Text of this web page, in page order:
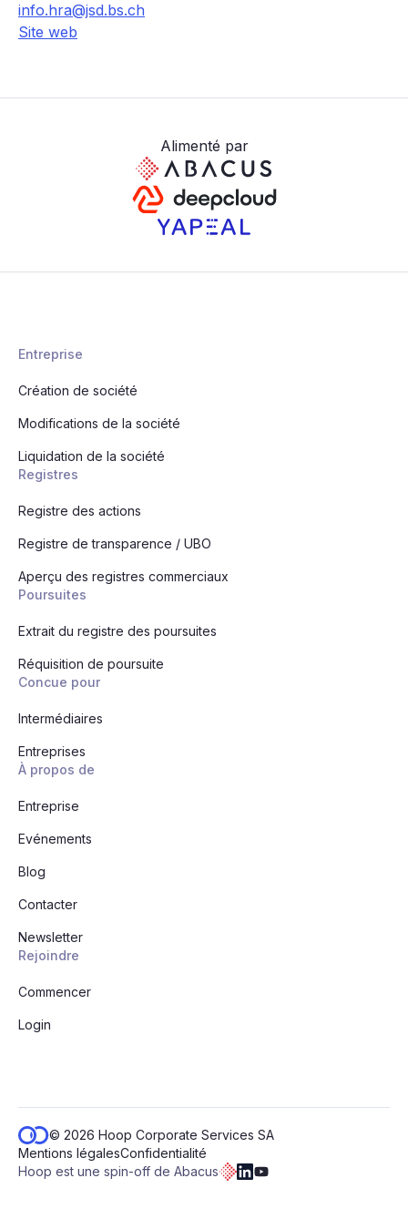
info.hra@jsd.bs.ch
Site web
Alimenté par
Entreprise
Création de société
Modifications de la société
Liquidation de la société
Registres
Registre des actions
Registre de transparence / UBO
Aperçu des registres commerciaux
Poursuites
Extrait du registre des poursuites
Réquisition de poursuite
Concue pour
Intermédiaires
Entreprises
À propos de
Entreprise
Evénements
Blog
Contacter
Newsletter
Rejoindre
Commencer
Login
© 2026 Hoop Corporate Services SA
Mentions légalesConfidentialité
Hoop est une spin-off de Abacus